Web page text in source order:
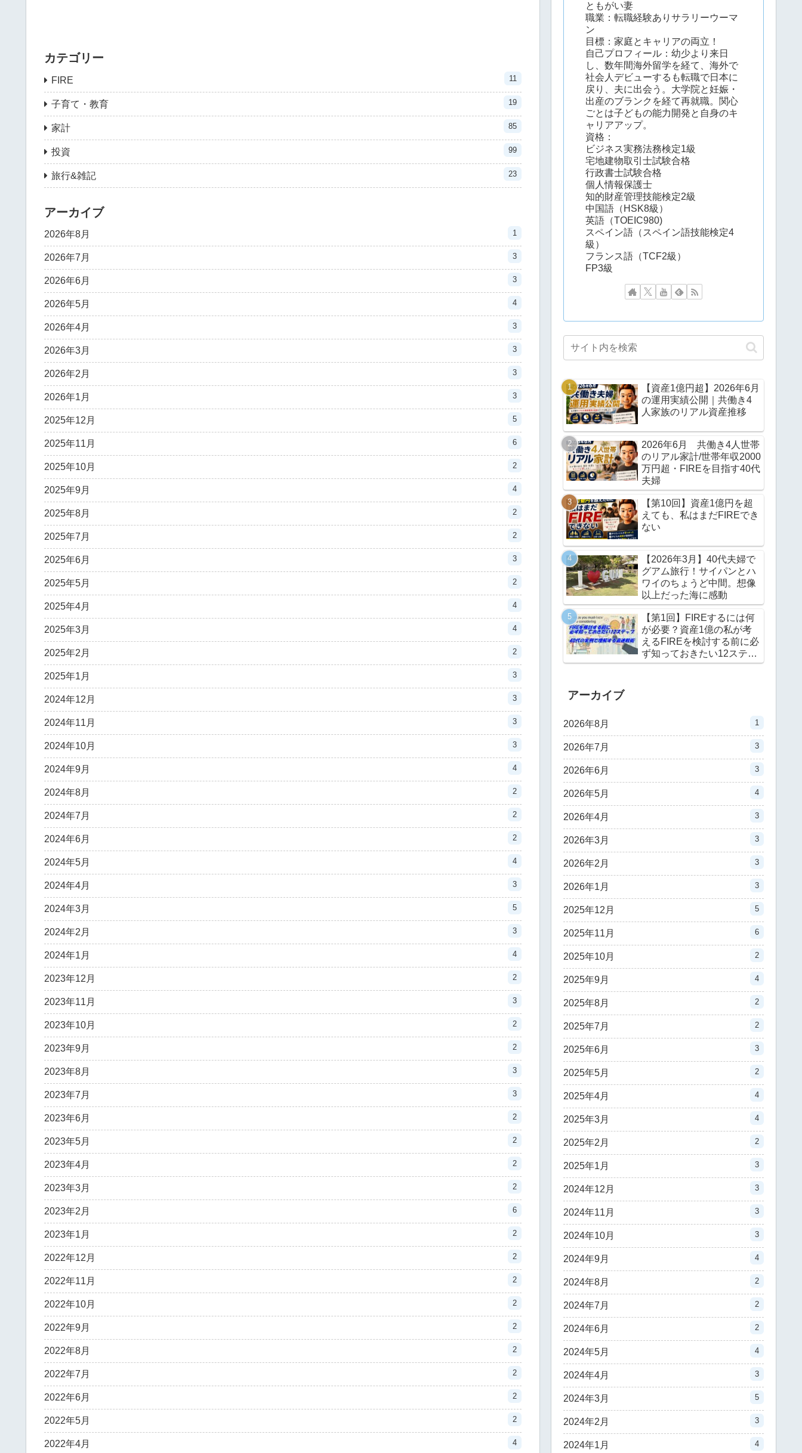
カテゴリー
FIRE 11
子育て・教育 19
家計 85
投資 99
旅行&雑記 23
アーカイブ
2026年8月 1
2026年7月 3
2026年6月 3
2026年5月 4
2026年4月 3
2026年3月 3
2026年2月 3
2026年1月 3
2025年12月 5
2025年11月 6
2025年10月 2
2025年9月 4
2025年8月 2
2025年7月 2
2025年6月 3
2025年5月 2
2025年4月 4
2025年3月 4
2025年2月 2
2025年1月 3
2024年12月 3
2024年11月 3
2024年10月 3
2024年9月 4
2024年8月 2
2024年7月 2
2024年6月 2
2024年5月 4
2024年4月 3
2024年3月 5
2024年2月 3
2024年1月 4
2023年12月 2
2023年11月 3
2023年10月 2
2023年9月 2
2023年8月 3
2023年7月 3
2023年6月 2
2023年5月 2
2023年4月 2
2023年3月 2
2023年2月 6
2023年1月 2
2022年12月 2
2022年11月 2
2022年10月 2
2022年9月 2
2022年8月 2
2022年7月 2
2022年6月 2
2022年5月 2
2022年4月 4
ともがい妻
職業：転職経験ありサラリーウーマ
ン
目標：家庭とキャリアの両立！
自己プロフィール：幼少より来日
し、数年間海外留学を経て、海外で
社会人デビューするも転職で日本に
戻り、夫に出会う。大学院と妊娠・
出産のブランクを経て再就職。関心
ごとは子どもの能力開発と自身のキ
ャリアアップ。
資格：
ビジネス実務法務検定1級
宅地建物取引士試験合格
行政書士試験合格
個人情報保護士
知的財産管理技能検定2級
中国語（HSK8級）
英語（TOEIC980)
スペイン語（スペイン語技能検定4
級）
フランス語（TCF2級）
FP3級
【資産1億円超】2026年6月
の運用実績公開｜共働き4
人家族のリアル資産推移
2026年6月 共働き4人世帯
のリアル家計/世帯年収2000
万円超・FIREを目指す40代
夫婦
【第10回】資産1億円を超
えても、私はまだFIREでき
ない
【2026年3月】40代夫婦で
グアム旅行！サイパンとハ
ワイのちょうど中間。想像
以上だった海に感動
【第1回】FIREするには何
が必要？資産1億の私が考
えるFIREを検討する前に必
ず知っておきたい12ステッ
プ｜40代の実例で理解する
アーカイブ
2026年8月 1
2026年7月 3
2026年6月 3
2026年5月 4
2026年4月 3
2026年3月 3
2026年2月 3
2026年1月 3
2025年12月 5
2025年11月 6
2025年10月 2
2025年9月 4
2025年8月 2
2025年7月 2
2025年6月 3
2025年5月 2
2025年4月 4
2025年3月 4
2025年2月 2
2025年1月 3
2024年12月 3
2024年11月 3
2024年10月 3
2024年9月 4
2024年8月 2
2024年7月 2
2024年6月 2
2024年5月 4
2024年4月 3
2024年3月 5
2024年2月 3
2024年1月 4